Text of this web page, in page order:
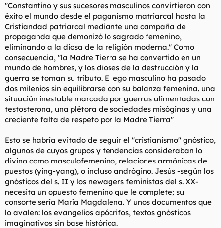
"Constantino y sus sucesores masculinos convirtieron con
éxito el mundo desde el paganismo matriarcal hasta la
Cristiandad patriarcal mediante una campaña de
propaganda que demonizó lo sagrado femenino,
eliminando a la diosa de la religión moderna." Como
consecuencia, "la Madre Tierra se ha convertido en un
mundo de hombres, y los dioses de la destrucción y la
guerra se toman su tributo. El ego masculino ha pasado
dos milenios sin equilibrarse con su balanza femenina. una
situación inestable marcada por guerras alimentadas con
testosterona, una plétora de sociedades misóginas y una
creciente falta de respeto por la Madre Tierra"
Esto se habría evitado de seguir el "cristianismo" gnóstico,
algunos de cuyos grupos y tendencias consideraban lo
divino como masculofemenino, relaciones armónicas de
puestos (ying-yang), o incluso andrógino. Jesús -según los
gnósticos del s. II y los newagers feministas del s. XX-
necesita un opuesto femenino que le complete; su
consorte sería María Magdalena. Y unos documentos que
lo avalen: los evangelios apócrifos, textos gnósticos
imaginativos sin base histórica.